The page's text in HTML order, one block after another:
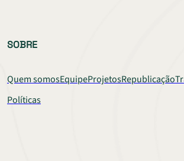
SOBRE
Quem somosEquipeProjetosRepublicação
Políticas